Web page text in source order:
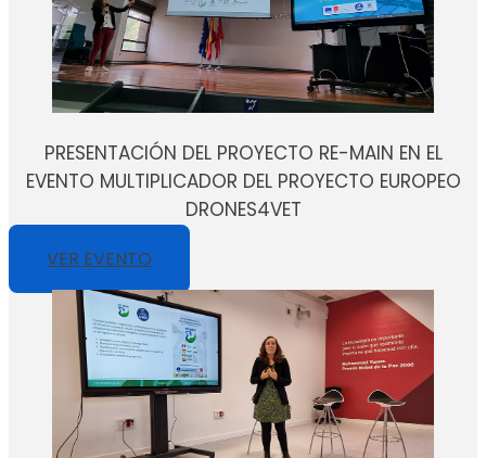
PRESENTACIÓN DEL PROYECTO RE-MAIN EN EL
EVENTO MULTIPLICADOR DEL PROYECTO EUROPEO
DRONES4VET
VER EVENTO